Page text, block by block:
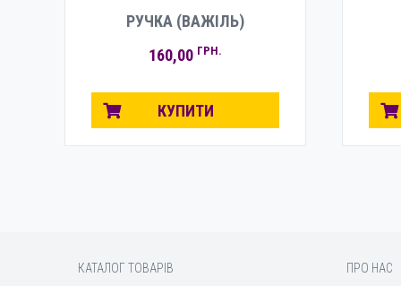
РУЧКА (ВАЖІЛЬ)
160,00 ГРН.
КУПИТИ
КАТАЛОГ ТОВАРІВ ПРО НАС